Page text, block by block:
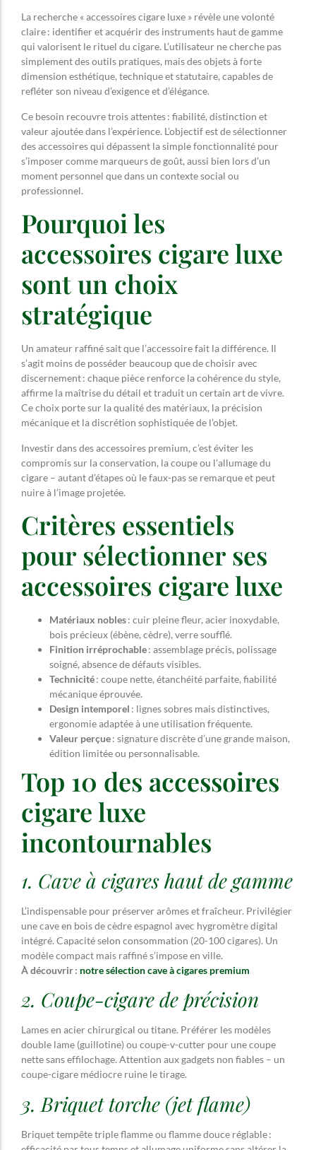
La recherche « accessoires cigare luxe » révèle une volonté
claire : identifier et acquérir des instruments haut de gamme
qui valorisent le rituel du cigare. L’utilisateur ne cherche pas
simplement des outils pratiques, mais des objets à forte
dimension esthétique, technique et statutaire, capables de
refléter son niveau d’exigence et d’élégance.
Ce besoin recouvre trois attentes : fiabilité, distinction et
valeur ajoutée dans l’expérience. L’objectif est de sélectionner
des accessoires qui dépassent la simple fonctionnalité pour
s’imposer comme marqueurs de goût, aussi bien lors d’un
moment personnel que dans un contexte social ou
professionnel.
Pourquoi les
accessoires cigare luxe
sont un choix
stratégique
Un amateur raffiné sait que l’accessoire fait la différence. Il
s’agit moins de posséder beaucoup que de choisir avec
discernement : chaque pièce renforce la cohérence du style,
affirme la maîtrise du détail et traduit un certain art de vivre.
Ce choix porte sur la qualité des matériaux, la précision
mécanique et la discrétion sophistiquée de l’objet.
Investir dans des accessoires premium, c’est éviter les
compromis sur la conservation, la coupe ou l’allumage du
cigare – autant d’étapes où le faux-pas se remarque et peut
nuire à l’image projetée.
Critères essentiels
pour sélectionner ses
accessoires cigare luxe
Matériaux nobles: cuir pleine fleur, acier inoxydable,
bois précieux (ébène, cèdre), verre soufflé.
Finition irréprochable: assemblage précis, polissage
soigné, absence de défauts visibles.
Technicité: coupe nette, étanchéité parfaite, fiabilité
mécanique éprouvée.
Design intemporel : lignes sobres mais distinctives,
ergonomie adaptée à une utilisation fréquente.
Valeur perçue: signature discrète d’une grande maison,
édition limitée ou personnalisable.
Top 10 des accessoires
cigare luxe
incontournables
1. Cave à cigares haut de gamme
L’indispensable pour préserver arômes et fraîcheur. Privilégier
une cave en bois de cèdre espagnol avec hygromètre digital
intégré. Capacité selon consommation (20-100 cigares). Un
modèle compact mais raffiné s’impose en ville.
À découvrir : notre sélection cave à cigares premium
2. Coupe-cigare de précision
Lames en acier chirurgical ou titane. Préférer les modèles
double lame (guillotine) ou coupe-v-cutter pour une coupe
nette sans effilochage. Attention aux gadgets non fiables – un
coupe-cigare médiocre ruine le tirage.
3. Briquet torche (jet flame)
Briquet tempête triple flamme ou flamme douce réglable :